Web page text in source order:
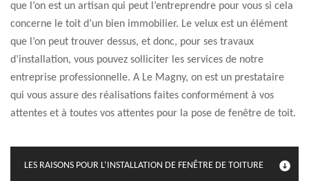
que l’on est un artisan qui peut l’entreprendre pour vous si cela
concerne le toit d’un bien immobilier. Le velux est un élément
que l’on peut trouver dessus, et donc, pour ses travaux
d’installation, vous pouvez solliciter les services de notre
entreprise professionnelle. A Le Magny, on est un prestataire
qui vous assure des réalisations faites conformément à vos
attentes et à toutes vos attentes pour la pose de fenêtre de toit.
LES RAISONS POUR L’INSTALLATION DE FENÊTRE DE TOITURE